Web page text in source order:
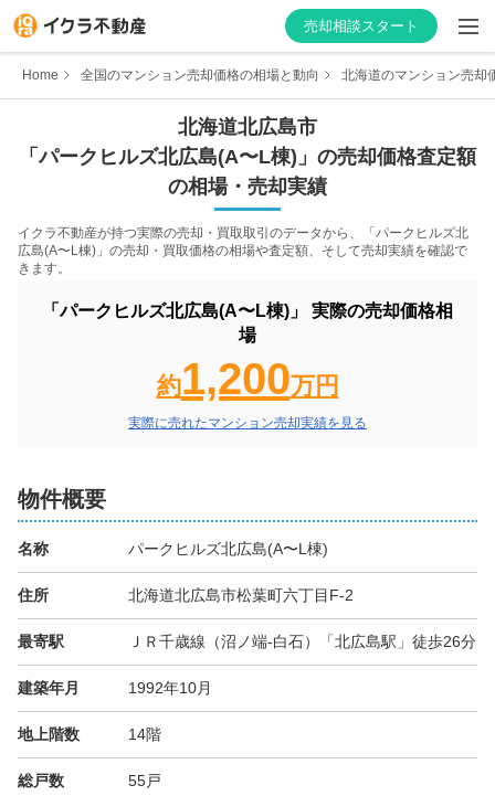
売却相談スタート
はじめての方へ
不動産会社を探す
物件の価格を知る
不動産会社向け情報
Home 全国のマンション売却価格の相場と動向 北海道のマンション売却
北海道北広島市
「パークヒルズ北広島(A〜L棟) 」の売却価格査定額
の相場・売却実績
イクラ不動産が持つ実際の売却・買取取引のデータから、「 パークヒルズ北
広島(A〜L棟) 」の売却・買取価格の相場や査定額、そして売却実績を確認で
きます。
「パークヒルズ北広島(A〜L棟) 」 実際の売却価格相
場
約1,200万円
実際に売れたマンション売却実績を見る
物件概要
名称 パークヒルズ北広島(A〜L棟)
住所 北海道北広島市松葉町六丁目F-2
最寄駅 ＪＲ千歳線（沼ノ端-白石）「北広島駅」徒歩26分
建築年月 1992年10月
地上階数 14階
総戸数 55戸